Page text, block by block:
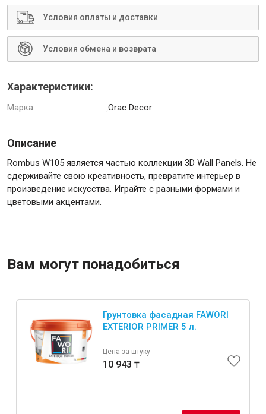
Условия оплаты и доставки
Условия обмена и возврата
Характеристики:
Марка Orac Decor
Описание
Rombus W105 является частью коллекции 3D Wall Panels. Не
сдерживайте свою креативность, превратите интерьер в
произведение искусства. Играйте с разными формами и
цветовыми акцентами.
Вам могут понадобиться
Грунтовка фасадная FAWORI
EXTERIOR PRIMER 5 л.
Цена за штуку
10 943 ₸
Инструменты
Малярный инструмент
Ещё 2
Крепежи
Анкеры
Монтажные ленты